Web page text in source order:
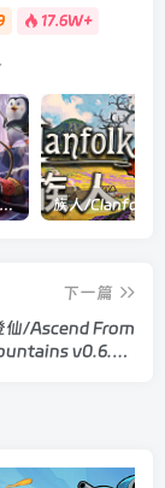
17.6W+
面包和年糕/Bread and Fred Build.21411256|动作冒险|容量1.1GB|官方中文版
下一篇
仙/Ascend From
v0.6.41|